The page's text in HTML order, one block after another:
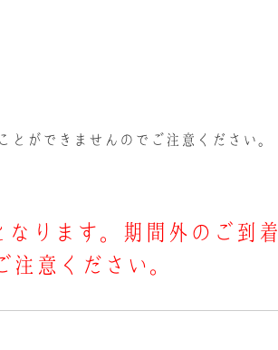
ができませんのでご注意ください。
ります。期間外のご到着
意ください。